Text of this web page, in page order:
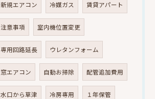
新規エアコン 冷媒ガス 賃貸アパート
注意事項 室内機位置変更
専用回路延長 ウレタンフォーム
窓エアコン 自動お掃除 配管追加費用
水口から草津 冷房専用 １年保管